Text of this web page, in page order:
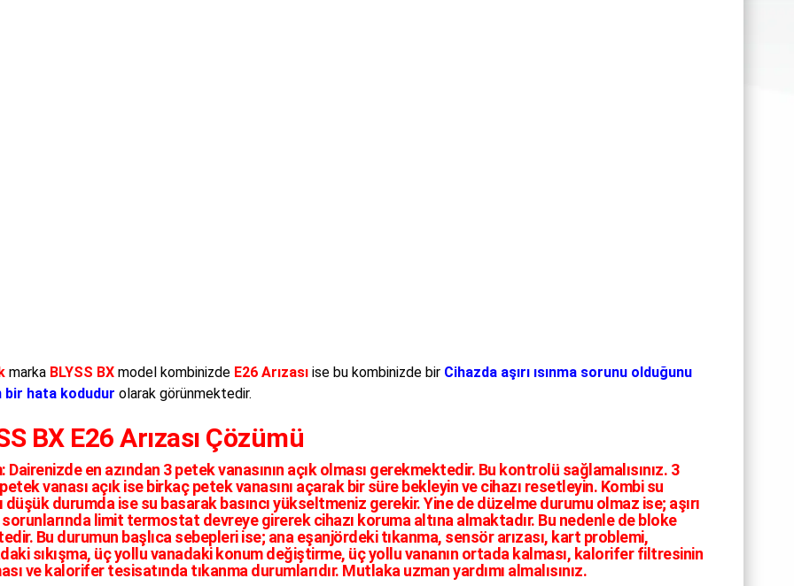
marka BLYSS BXmodel kombinizde E26 Arızasıise bu kombinizde bir Cihazda aşırı ısınma sorunu olduğunu
bir hata kodudur olarak görünmektedir.
BX E26 Arızası Çözümü
Dairenizde en azından 3 petek vanasının açık olması gerekmektedir. Bu kontrolü sağlamalısınız. 3
vanası açık ise birkaç petek vanasını açarak bir süre bekleyin ve cihazı resetleyin. Kombi su
düşük durumda ise su basarak basıncı yükseltmeniz gerekir. Yine de düzelme durumu olmaz ise; aşırı
sorunlarında limit termostat devreye girerek cihazı koruma altına almaktadır. Bu nedenle de bloke
Bu durumun başlıca sebepleri ise; ana eşanjördeki tıkanma, sensör arızası, kart problemi,
sıkışma, üç yollu vanadaki konum değiştirme, üç yollu vananın ortada kalması, kalorifer filtresinin
ve kalorifer tesisatında tıkanma durumlarıdır. Mutlaka uzman yardımı almalısınız.